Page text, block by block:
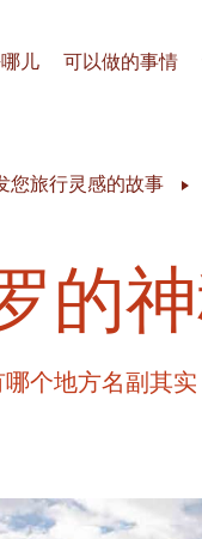
儿 可以做的事情
您旅行灵感的故事
的
个地方名副其实